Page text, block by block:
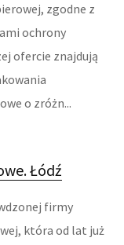
zgodne z
ochrony
ofercie znajdują
o zróżn...
Łódź
firmy
która od lat już